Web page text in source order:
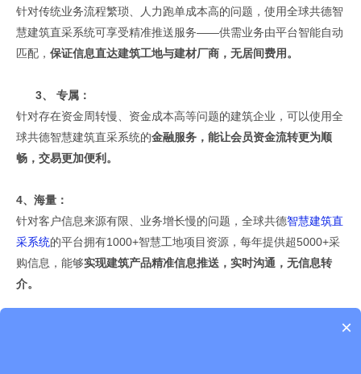
针对传统业务流程繁琐、人力跑单成本高的问题，使用全球共德智
慧建筑直采系统可享受精准推送服务——供需业务由平台智能自动
匹配， 保证信息直达建筑工地与建材厂商，无居间费用。
3、 专属：
针对存在资金周转慢、资金成本高等问题的建筑企业，可以使用全
球共德智慧建筑直采系统的金融服务，能让会员资金流转更为顺
畅，交易更加便利。
4、海量：
针对客户信息来源有限、业务增长慢的问题，全球共德智慧建筑直
采系统的平台拥有1000+智慧工地项目资源，每年提供超5000+采
购信息，能够实现建筑产品精准信息推送，实时沟通，无信息转
介。
×